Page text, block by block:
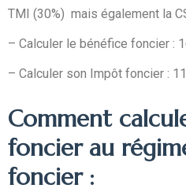
TMI (30%) mais également la
– Calculer le bénéfice foncier :
– Calculer son Impôt foncier :
Comment
foncier au
foncier :